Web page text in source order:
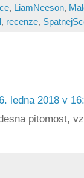
, LiamNeeson,
, recenze,
ledna 2018 v
pitomost,